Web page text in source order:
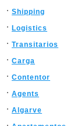
Shipping
Logistics
Transitarios
Carga
Contentor
Agents
Algarve